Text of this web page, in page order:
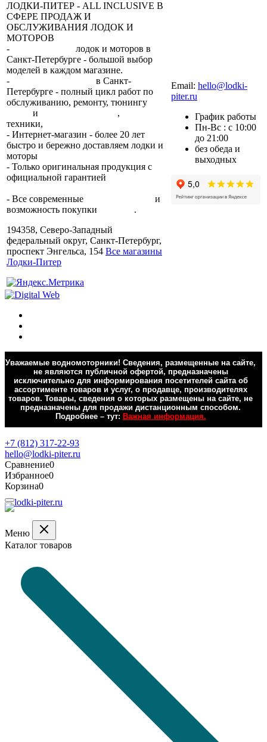
ЛОДКИ-ПИТЕР - ALL INCLUSIVE В
СФЕРЕ ПРОДАЖ И
ОБСЛУЖИВАНИЯ ЛОДОК И
МОТОРОВ
-
лодок и моторов в
Санкт-Петербурге - большой выбор
моделей в каждом магазине.
-
в Санкт-
Петербурге - полный цикл работ по
обслуживанию, ремонту, тюнингу
и ,
техники,
- Интернет-магазин - более 20 лет
быстро и бережно доставляем лодки и
моторы
- Только оригинальная продукция с
официальной гарантией
- Все современные
и
возможность покупки
.
194358, Северо-Западный
федеральный округ, Санкт-Петербург,
проспект Энгельса, 154 Все магазины
Лодки-Питер
Email: hello@lodki-
piter.ru
График работы
Пн-Вс : с 10:00
до 21:00
без обеда и
выходных
Уважаемые водномоторники! Сведения, размещенные на сайте,
не являются публичной офертой, предназначены
исключительно для информирования посетителей сайта об
ассортименте товаров и услуг, о продавце, производителях
товаров. Товары, сведения о которых размещены на сайте, не
предназначены для продажи дистанционным способом.
Подробнее – тут: Важная информация.
+7 (812) 317-22-93
hello@lodki-piter.ru
Сравнение0
Избранное0
Корзина0
Меню
Каталог товаров